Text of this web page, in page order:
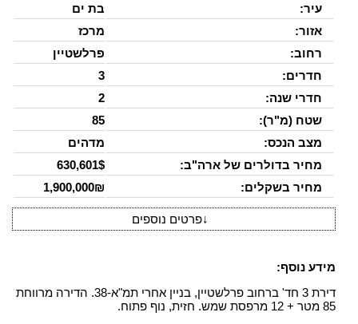
עיר:
בת ים
אזור:
מרכז
רחוב:
פרלשטיין
חדרים:
3
חדרי שנה:
2
שטח (מ"ר):
85
מצב הנכס:
מדהים
מחיר בדולרים של ארה"ב:
630,601$
מחיר בשקלים:
1,900,000₪
↓פרטים נוספים
מידע נוסף:
דירת 3 חד' ברחוב פרלשטיין, בניין אחרי תמ"א-38. הדירה מרווחת
85 מטר + 12 מרפסת שמש. חזית, נוף פתוח.